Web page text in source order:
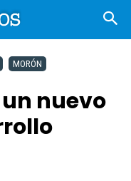
MORÓN
nuevo